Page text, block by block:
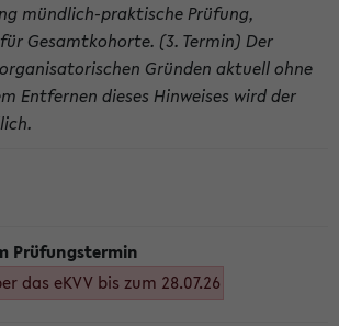
mündlich-praktische Prüfung,
Gesamtkohorte. (3. Termin) Der
Gründen aktuell ohne
Entfernen dieses Hinweises wird der
das eKVV bis zum 28.07.26